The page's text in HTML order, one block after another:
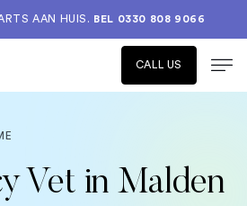
AAN HUIS. BEL 0330 808 9066
CALL US
Vet in Malden